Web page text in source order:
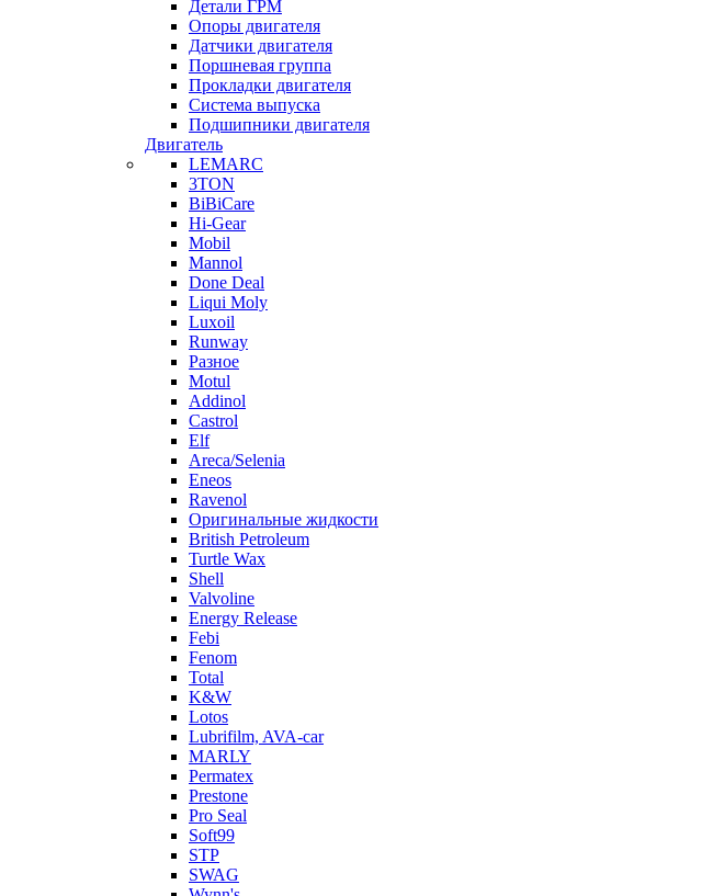
Детали ГРМ
Опоры двигателя
Датчики двигателя
Поршневая группа
Прокладки двигателя
Система выпуска
Подшипники двигателя
Двигатель
LEMARC
3TON
BiBiCare
Hi-Gear
Mobil
Mannol
Done Deal
Liqui Moly
Luxoil
Runway
Разное
Motul
Addinol
Castrol
Elf
Areca/Selenia
Eneos
Ravenol
Оригинальные жидкости
British Petroleum
Turtle Wax
Shell
Valvoline
Energy Release
Febi
Fenom
Total
K&W
Lotos
Lubrifilm, AVA-car
MARLY
Permatex
Prestone
Pro Seal
Soft99
STP
SWAG